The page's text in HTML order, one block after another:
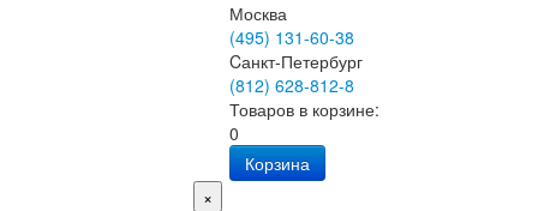
Москва
(495) 131-60-38
Cанкт-Петербург
(812) 628-812-8
Товаров в корзине:
0
Корзина
×